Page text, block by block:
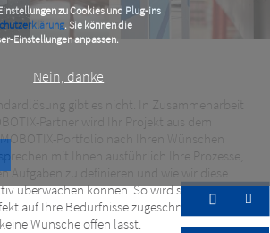
zu Cookies und Plug-ins
. Sie können die
Einstellungen anpassen.
Nein, danke
der Praxis bewährt
gibt es nicht. In Zusammenarbeit
Partner wird Ihr Projekt aus dem
Portfolio nach Ihren Wünschen
mit Ihnen ausführlich Ihre Prozesse,
Aufgaben zu definieren und wie wir diese
überwachen können. So wird sichergestellt,
auf Ihre Bedürfnisse zugeschnitten ist und
keine Wünsche offen lässt.